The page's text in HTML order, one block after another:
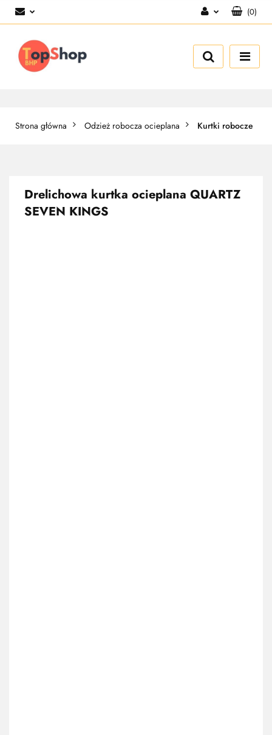
Zarejestruj się
(0)
Strona główna Odzież robocza ocieplana Kurtki robocze
Drelichowa kurtka ocieplana QUARTZ
SEVEN KINGS